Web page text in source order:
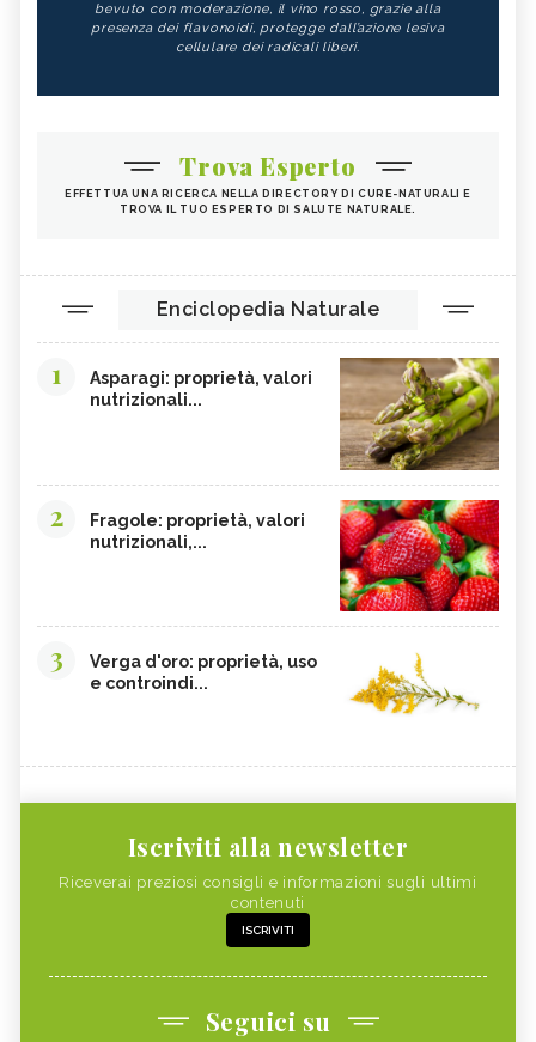
bevuto con moderazione, il vino rosso, grazie alla
presenza dei flavonoidi, protegge dall’azione lesiva
cellulare dei radicali liberi.
Trova Esperto
EFFETTUA UNA RICERCA NELLA DIRECTORY DI CURE-NATURALI E
TROVA IL TUO ESPERTO DI SALUTE NATURALE.
Enciclopedia Naturale
1
Asparagi: proprietà, valori
nutrizionali...
2
Fragole: proprietà, valori
nutrizionali,...
3
Verga d'oro: proprietà, uso
e controindi...
Iscriviti alla newsletter
Riceverai preziosi consigli e informazioni sugli ultimi
contenuti
ISCRIVITI
Seguici su